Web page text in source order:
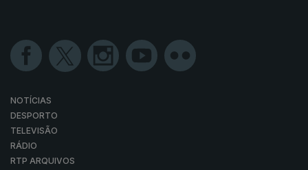
NOTÍCIAS
DESPORTO
TELEVISÃO
RÁDIO
RTP ARQUIVOS